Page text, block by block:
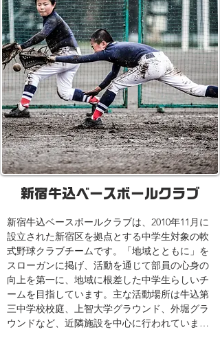
新宿牛込ベースボールクラブ
新宿牛込ベースボールクラブは、2010年11月に
設立された新宿区を拠点とする中学生対象の軟
式野球クラブチームです。​「地域とともに」を
スローガンに掲げ、活動を通じて部員の心身の
向上を第一に、地域に根差した中学生らしいチ
ームを目指しています。​主な活動場所は牛込第
三中学校校庭、上智大学グラウンド、外堀グラ
ウンドなど、近隣施設を中心に行われていま